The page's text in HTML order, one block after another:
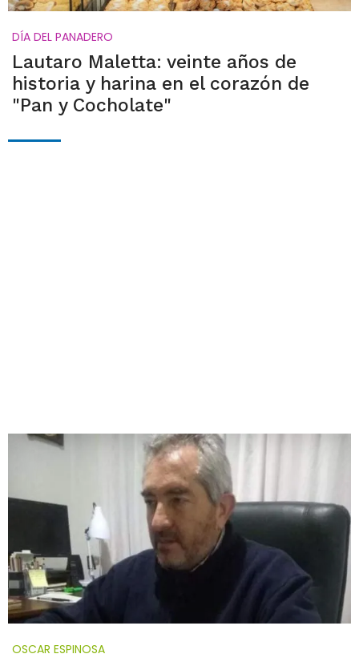
DÍA DEL PANADERO
Lautaro Maletta: veinte años de
historia y harina en el corazón de
"Pan y Cocholate"
OSCAR ESPINOSA